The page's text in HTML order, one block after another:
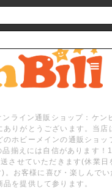
メ
ンライン通販ショップ：ケ
ありがとうございます。当店
のホビーメインの通販ショッ
揃えには自信があります！
させていただきます(休業日
。お客様に喜び・楽しんでい
品を提供して参ります。